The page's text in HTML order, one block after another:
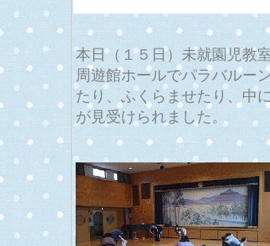
本日（１５日）未就園児教
周遊館ホールでパラバルー
たり、ふくらませたり、中
が見受けられました。